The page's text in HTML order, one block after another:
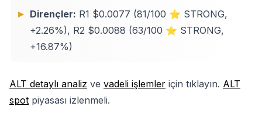
Dirençler: R1 $0.0077 (81/100 ⭐ STRONG,
+2.26%), R2 $0.0088 (63/100 ⭐ STRONG,
+16.87%)
ALT detaylı analiz ve vadeli işlemler için tıklayın. ALT
spot piyasası izlenmeli.